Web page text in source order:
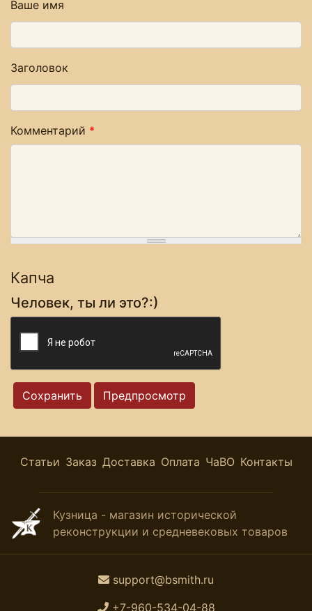
Ваше имя
Заголовок
Комментарий *
Капча
Человек, ты ли это?:)
Статьи Заказ Доставка Оплата ЧаВО Контакты
Кузница - магазин исторической
реконструкции и средневековых товаров
support@bsmith.ru
+7-960-534-04-88